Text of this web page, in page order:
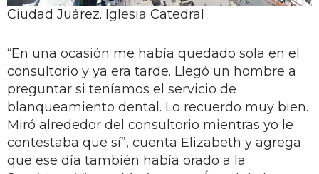
Ciudad Juárez. Iglesia Catedral
“En una ocasión me había quedado sola en el
consultorio y ya era tarde. Llegó un hombre a
preguntar si teníamos el servicio de
blanqueamiento dental. Lo recuerdo muy bien.
Miró alrededor del consultorio mientras yo le
contestaba que sí”, cuenta Elizabeth y agrega
que ese día también había orado a la